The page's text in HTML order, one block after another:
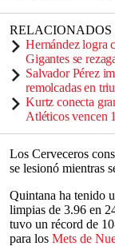
RELACIONADOS
Hernández logra
Gigantes se
Salvador Pérez
remolcadas en
Kurtz conecta
Atléticos vencen
Los Cerveceros
se lesionó mientras
Quintana ha tenido
limpias de 3.96 en
tuvo un récord de
para los Mets de